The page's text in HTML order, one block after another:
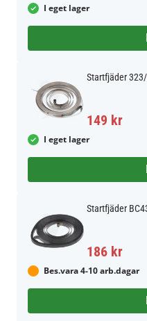
I eget lager
Startfjäder
149 kr
I eget lager
Startfjäder
186 kr
Bes.vara 4-10 arb.dagar